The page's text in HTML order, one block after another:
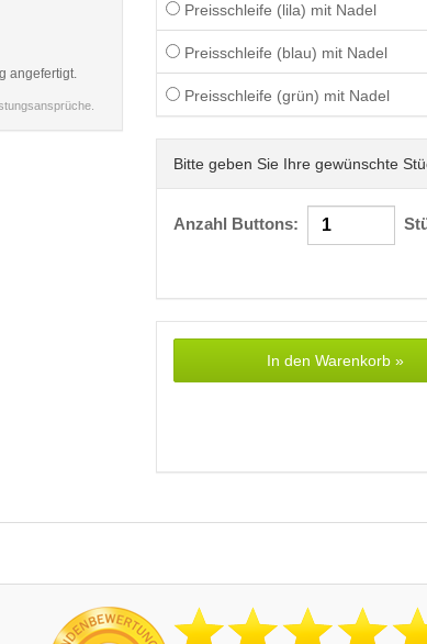
angefertigt.
Preisschleife (lila) mit Nadel
Preisschleife (blau) mit Nadel
Preisschleife (grün) mit Nadel
Bitte geben Sie Ihre gewünschte
Anzahl Buttons:
In den Warenkorb »